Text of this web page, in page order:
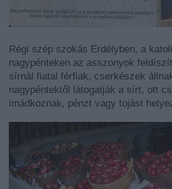
Régi szép szokás Erdélyben, a
nagypénteken az asszonyok
sírnál fiatal férfiak, cserkészek
nagypéntektől látogatják a sírt, ott
imádkoznak, pénzt vagy tojást